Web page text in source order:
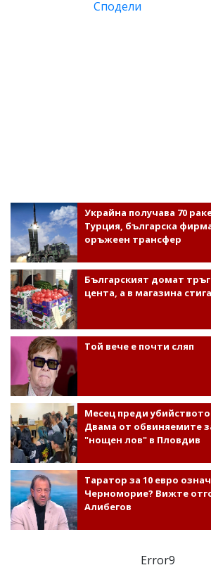
Сподели
Украйна получава 70
Турция, българска
оръжеен трансфер
Българският домат
цента, а в магазина
Той вече е почти сляп
Месец преди убийството
Двама от обвиняемите
"нощен лов" в Пловдив
Таратор за 10 евро
Черноморие? Вижте
Алибегов
Error9